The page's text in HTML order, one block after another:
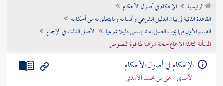
تراجم الأعلام
الرئيسية
الإحكام في أصول الأحكام
القاعدة الثانية في بيان الدليل الشرعي وأقسامه وما يتعلق به من أحكامه
القسم الأول فيما يجب العمل به مما يسمى دليلا شرعيا
الأصل الثالث في الإجماع
المسألة الثالثة الإجماع حجة شرعية لها قوة النصوص
الإحكام في أصول الأحكام
الآمدي - علي بن محمد الآمدي